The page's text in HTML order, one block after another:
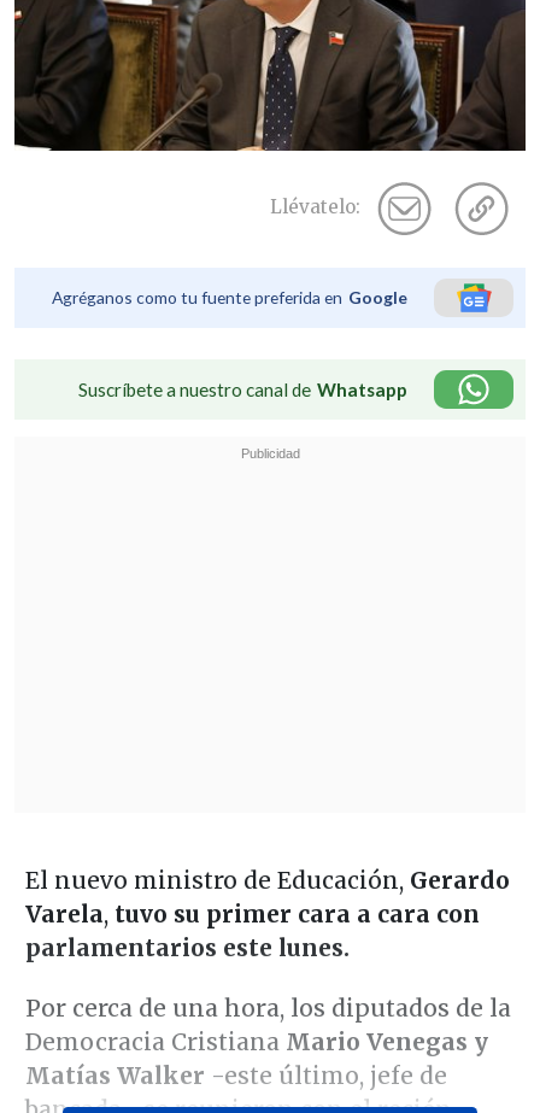
Llévatelo:
Agréganos como tu fuente preferida en Google
Suscríbete a nuestro canal de Whatsapp
El nuevo ministro de Educación, Gerardo
Varela, tuvo su primer cara a cara con
parlamentarios este lunes.
Por cerca de una hora, los diputados de la
Democracia CristianaMario Venegas y
Matías Walker -este último, jefe de